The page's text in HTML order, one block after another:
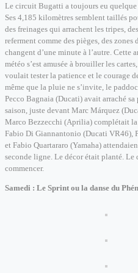
Le circuit Bugatti a toujours eu quelque
Ses 4,185 kilomètres semblent taillés
des freinages qui arrachent les tripes,
referment comme des pièges, des zones
changent d’une minute à l’autre. Cette
météo s’est amusée à brouiller les
voulait tester la patience et le courage
même que la pluie ne s’invite, le
Pecco Bagnaia (Ducati) avait arraché sa
saison, juste devant Marc Márquez
Marco Bezzecchi (Aprilia) complétait la
Fabio Di Giannantonio (Ducati VR46),
et Fabio Quartararo (Yamaha)
seconde ligne. Le décor était planté. Le
commencer.
Samedi : Le Sprint ou la danse du